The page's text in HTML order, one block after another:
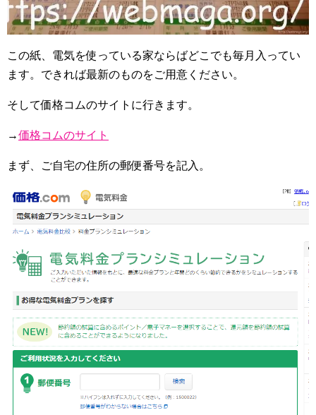
この紙、電気を使っている家ならばどこでも毎月入ってい
ます。できれば最新のものをご用意ください。
そして価格コムのサイトに行きます。
→価格コムのサイト
まず、ご自宅の住所の郵便番号を記入。